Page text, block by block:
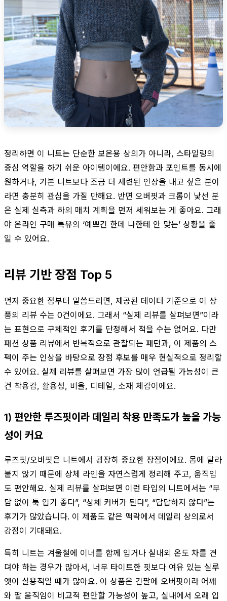
정리하면 이 니트는 단순한 보온용 상의가 아니라, 스타일링의
중심 역할을 하기 쉬운 아이템이에요. 편안함과 포인트를 동시에
원하거나, 기본 니트보다 조금 더 세련된 인상을 내고 싶은 분이
라면 충분히 관심을 가질 만해요. 반면 오버핏과 크롭이 낯선 분
은 실제 실측과 하의 매치 계획을 먼저 세워보는 게 좋아요. 그래
야 온라인 구매 특유의 ‘예쁘긴 한데 나한테 안 맞는’ 상황을 줄
일 수 있어요.
리뷰 기반 장점 Top 5
먼저 중요한 점부터 말씀드리면, 제공된 데이터 기준으로 이 상
품의 리뷰 수는 0건이에요. 그래서 “실제 리뷰를 살펴보면”이라
는 표현으로 구체적인 후기를 단정해서 적을 수는 없어요. 다만
패션 상품 리뷰에서 반복적으로 관찰되는 패턴과, 이 제품의 스
펙이 주는 인상을 바탕으로 장점 후보를 매우 현실적으로 정리할
수 있어요. 실제 리뷰를 살펴보면 가장 많이 언급될 가능성이 큰
건 착용감, 활용성, 비율, 디테일, 소재 체감이에요.
1) 편안한 루즈핏이라 데일리 착용 만족도가 높을 가능
성이 커요
루즈핏/오버핏은 니트에서 굉장히 중요한 장점이에요. 몸에 달라
붙지 않기 때문에 상체 라인을 자연스럽게 정리해 주고, 움직임
도 편안해요. 실제 리뷰를 살펴보면 이런 타입의 니트에서는 “부
담 없이 툭 입기 좋다”, “상체 커버가 된다”, “답답하지 않다”는
후기가 많았습니다. 이 제품도 같은 맥락에서 데일리 상의로서
강점이 기대돼요.
특히 니트는 겨울철에 이너를 함께 입거나 실내외 온도 차를 견
뎌야 하는 경우가 많아서, 너무 타이트한 핏보다 여유 있는 실루
엣이 실용적일 때가 많아요. 이 상품은 긴팔에 오버핏이라 어깨
와 팔 움직임이 비교적 편안할 가능성이 높고, 실내에서 오래 입